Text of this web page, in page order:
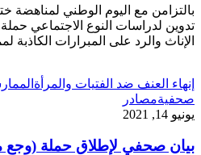
تدوين لدراسات النوع الاجتماعي
الإناث والرد على المبرارات الكاذبة
إنهاء العنف ضد الفتيات والمرأة
صحفيةمصادر
يونيو 14, 2021
بيان صحفي لإطلاق حملة